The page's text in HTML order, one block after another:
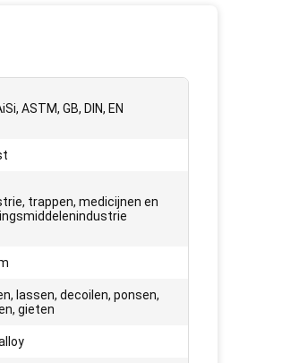
ASTM, GB, DIN, EN
trappen, medicijnen en
lassen, decoilen, ponsen,
gieten